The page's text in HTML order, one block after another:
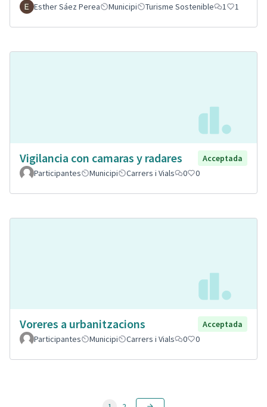
Esther Sáez Perea
Municipi Turisme Sostenible 1 1
Vigilancia con camaras y radares
Acceptada
Participantes
Municipi Carrers i Vials 0 0
Voreres a urbanitzacions
Acceptada
Participantes
Municipi Carrers i Vials 0 0